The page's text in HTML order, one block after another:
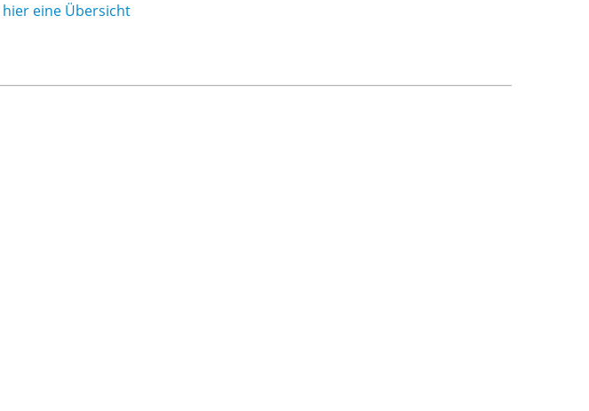
hier eine Übersicht